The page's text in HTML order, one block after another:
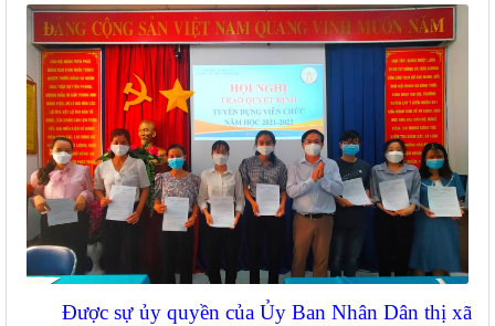
Được sự ủy quyền của Ủy Ban Nhân Dân thị xã